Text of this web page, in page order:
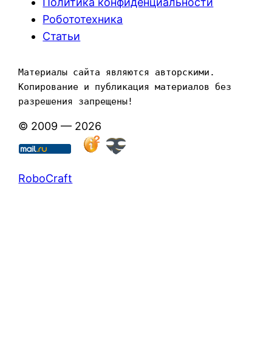
Робототехника
Статьи
Материалы сайта являются авторскими.
Копирование и публикация материалов без
разрешения запрещены!
© 2009 — 2026
RoboCraft